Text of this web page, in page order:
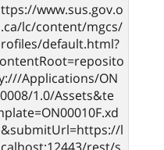
www.sus.gov.o
lc/content/mgcs/
default.html?
Applications/ON
1.0/Assets&te
l